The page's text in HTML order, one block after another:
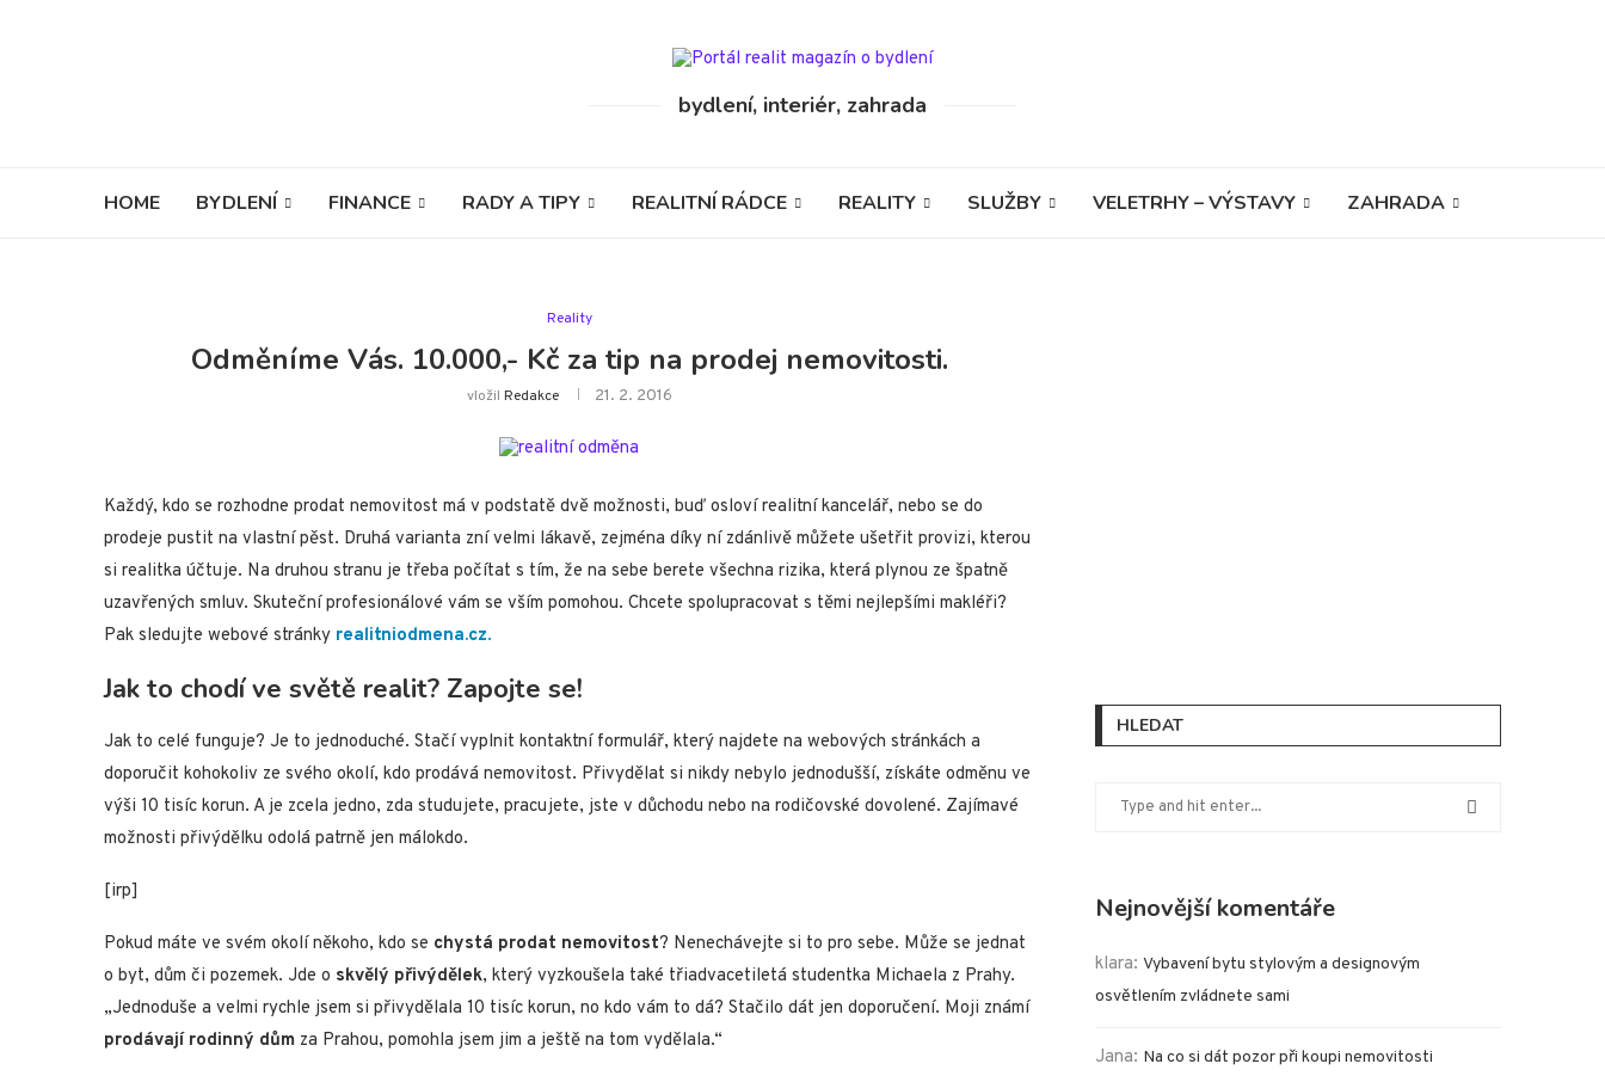
bydlení, interiér, zahrada
HOME BYDLENÍ FINANCE RADY A TIPY REALITNÍ RÁDCE REALITY SLUŽBY VELETRHY – VÝSTAVY ZAHRADA
Reality
Odměníme Vás. 10.000,- Kč za tip na prodej nemovitosti.
vložil Redakce 21. 2. 2016
Každý, kdo se rozhodne prodat nemovitost má v podstatě dvě možnosti, buď osloví realitní kancelář, nebo se do
prodeje pustit na vlastní pěst. Druhá varianta zní velmi lákavě, zejména díky ní zdánlivě můžete ušetřit provizi, kterou
si realitka účtuje. Na druhou stranu je třeba počítat s tím, že na sebe berete všechna rizika, která plynou ze špatně
uzavřených smluv. Skuteční profesionálové vám se vším pomohou. Chcete spolupracovat s těmi nejlepšími makléři?
Pak sledujte webové stránky realitniodmena.cz.
Jak to chodí ve světě realit? Zapojte se!
Jak to celé funguje? Je to jednoduché. Stačí vyplnit kontaktní formulář, který najdete na webových stránkách a
doporučit kohokoliv ze svého okolí, kdo prodává nemovitost. Přivydělat si nikdy nebylo jednodušší, získáte odměnu ve
výši 10 tisíc korun. A je zcela jedno, zda studujete, pracujete, jste v důchodu nebo na rodičovské dovolené. Zajímavé
možnosti přivýdělku odolá patrně jen málokdo.
[irp]
Pokud máte ve svém okolí někoho, kdo se chystá prodat nemovitost? Nenechávejte si to pro sebe. Může se jednat
o byt, dům či pozemek. Jde o skvělý přivýdělek, který vyzkoušela také třiadvacetiletá studentka Michaela z Prahy.
„Jednoduše a velmi rychle jsem si přivydělala 10 tisíc korun, no kdo vám to dá? Stačilo dát jen doporučení. Moji známí
prodávají rodinný dům za Prahou, pomohla jsem jim a ještě na tom vydělala.“
HLEDAT
Nejnovější komentáře
klara: Vybavení bytu stylovým a designovým
osvětlením zvládnete sami
Jana: Na co si dát pozor při koupi nemovitosti